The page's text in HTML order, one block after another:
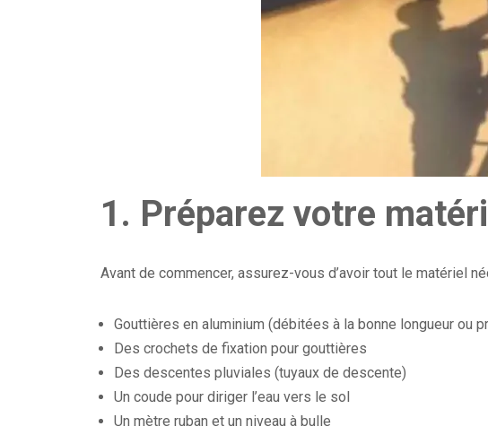
1. Préparez votre
Avant de commencer, assurez-vous d’avoir tout le matériel
Gouttières en aluminium (débitées à la bonne longueur ou
Des crochets de fixation pour gouttières
Des descentes pluviales (tuyaux de descente)
Un coude pour diriger l’eau vers le sol
Un mètre ruban et un niveau à bulle